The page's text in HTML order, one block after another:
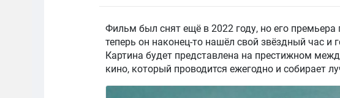
Фильм был снят ещё в 2022 году, но его
теперь он наконец-то нашёл свой звёздный час
Картина будет представлена на престижном
кино, который проводится ежегодно и собирает